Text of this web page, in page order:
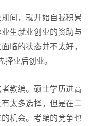
间，就开始自我积累
生就业创业的资助与
临的状态并不太好，
业后创业。
教编。硕士学历进高
太多选择，但是在二
机会。考编的竞争也